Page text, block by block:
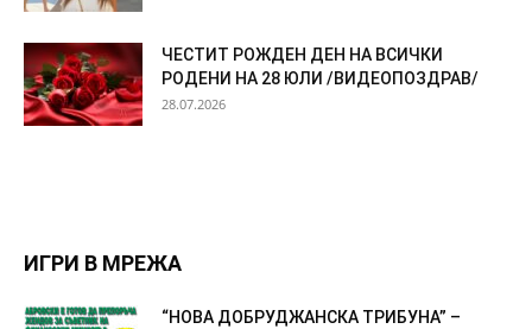
ЧЕСТИТ РОЖДЕН ДЕН НА ВСИЧКИ
РОДЕНИ НА 28 ЮЛИ /ВИДЕОПОЗДРАВ/
28.07.2026
ИГРИ В МРЕЖА
“НОВА ДОБРУДЖАНСКА ТРИБУНА” –